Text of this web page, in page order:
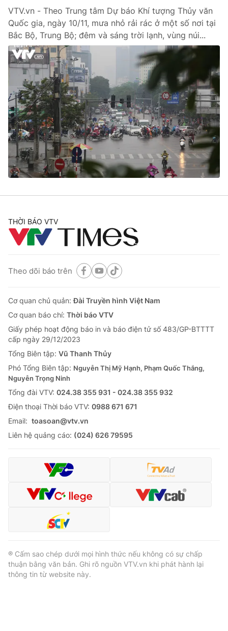
thông tin từ website này.
VTV.vn - Theo Trung tâm Dự báo Khí tượng Thủy văn
Quốc gia, ngày 10/11, mưa nhỏ rải rác ở một số nơi tại
Bắc Bộ, Trung Bộ; đêm và sáng trời lạnh, vùng núi...
THỜI BÁO VTV
Theo dõi báo trên
Cơ quan chủ quản:Đài Truyền hình Việt Nam
Cơ quan báo chí: Thời báo VTV
Giấy phép hoạt động báo in và báo điện tử số 483/GP-BTTTT
cấp ngày 29/12/2023
Tổng Biên tập: Vũ Thanh Thủy
Phó Tổng Biên tập: Nguyễn Thị Mỹ Hạnh, Phạm Quốc Thắng,
Nguyễn Trọng Ninh
Tổng đài VTV: 024.38 355 931 - 024.38 355 932
Ðiện thoại Thời báo VTV: 0988 671 671
Email: toasoan@vtv.vn
Liên hệ quảng cáo: (024) 626 79595
® Cấm sao chép dưới mọi hình thức nếu không có sự chấp
thuận bằng văn bản. Ghi rõ nguồn VTV.vn khi phát hành lại
thông tin từ website này.